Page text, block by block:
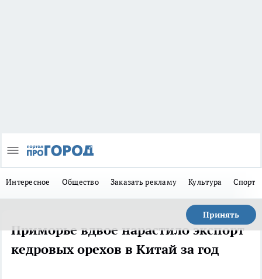
Интересное Общество Заказать рекламу Культура Спорт
Принять
Приморье вдвое нарастило экспорт
кедровых орехов в Китай за год